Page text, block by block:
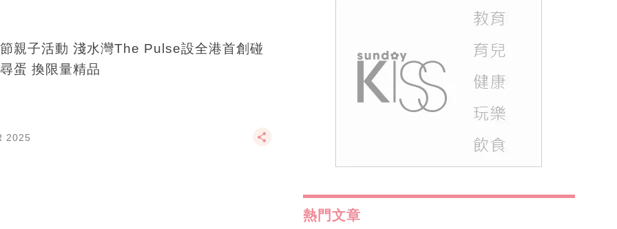
親子活動 淺水灣The Pulse設全港首創碰
蛋 換限量精品
2025
熱門文章